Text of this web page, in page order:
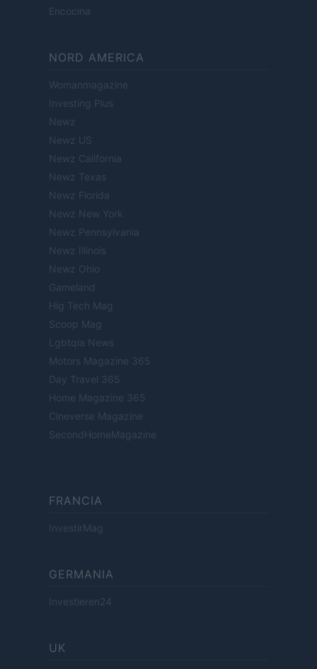
Encocina
NORD AMERICA
Womanmagazine
Investing Plus
Newz
Newz US
Newz California
Newz Texas
Newz Florida
Newz New York
Newz Pennsylvania
Newz Illinois
Newz Ohio
Gameland
Hig Tech Mag
Scoop Mag
Lgbtqia News
Motors Magazine 365
Day Travel 365
Home Magazine 365
Cineverse Magazine
SecondHomeMagazine
FRANCIA
InvestirMag
GERMANIA
Investieren24
UK